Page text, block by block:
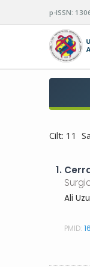
p-ISSN:
Cilt: 11
1.
Ali
PMID: